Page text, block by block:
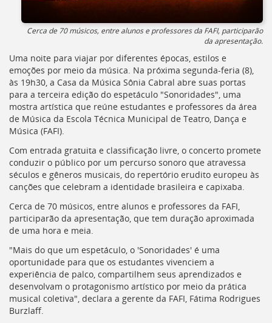
para
página
de
legislação
[]
Ir
para
a
listagem
de
notícias
[]
Ir
para
o
conteúdo
desta
página
[]
Ir
para
a
busca
Cerca de 70 músicos, entre alunos e professores da FAFI, participarão
da apresentação.
Uma noite para viajar por diferentes épocas, estilos e
emoções por meio da música. Na próxima segunda-feria (8),
às 19h30, a Casa da Música Sônia Cabral abre suas portas
para a terceira edição do espetáculo "Sonoridades", uma
mostra artística que reúne estudantes e professores da área
de Música da Escola Técnica Municipal de Teatro, Dança e
Música (FAFI).
Com entrada gratuita e classificação livre, o concerto promete
conduzir o público por um percurso sonoro que atravessa
séculos e gêneros musicais, do repertório erudito europeu às
canções que celebram a identidade brasileira e capixaba.
Cerca de 70 músicos, entre alunos e professores da FAFI,
participarão da apresentação, que tem duração aproximada
de uma hora e meia.
"Mais do que um espetáculo, o 'Sonoridades' é uma
oportunidade para que os estudantes vivenciem a
experiência de palco, compartilhem seus aprendizados e
desenvolvam o protagonismo artístico por meio da prática
musical coletiva", declara a gerente da FAFI, Fátima Rodrigues
Burzlaff.